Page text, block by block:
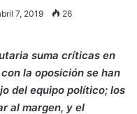
7, 2019 26
suma críticas en
la oposición se han
del equipo político; los
al margen, y el